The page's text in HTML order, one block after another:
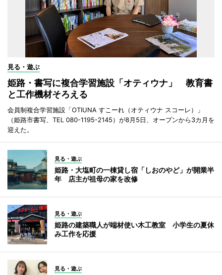
見る・遊ぶ
姫路・書写に複合学習施設「オティウナ」 教育書
と工作機材そろえる
会員制複合学習施設「OTIUNA すこーれ（オティウナ スコーレ）」
（姫路市書写、TEL 080-1195-2145）が8月5日、オープンから3カ月を
迎えた。
見る・遊ぶ
姫路・大塩町の一棟貸し宿「しおのやど」が開業半
年 店主が祖母の家を改修
見る・遊ぶ
姫路の建築職人が端材使い木工教室 小学生の夏休
み工作を応援
見る・遊ぶ